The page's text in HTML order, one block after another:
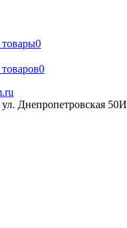
0
0
Днепропетровская 50И